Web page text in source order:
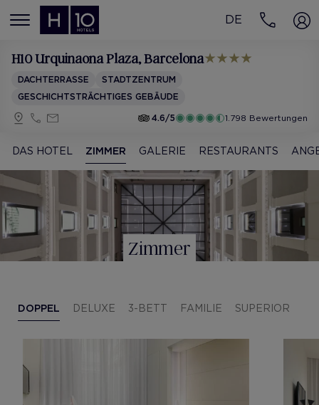
MENÚ
DE
H10 Urquinaona Plaza, Barcelona
DACHTERRASSE
STADTZENTRUM
GESCHICHTSTRÄCHTIGES GEBÄUDE
4.6/5
1.798 Bewertungen
DAS HOTEL ZIMMER GALERIE RESTAURANTS
Zimmer
DOPPEL DELUXE 3-BETT FAMILIE SUPERIOR